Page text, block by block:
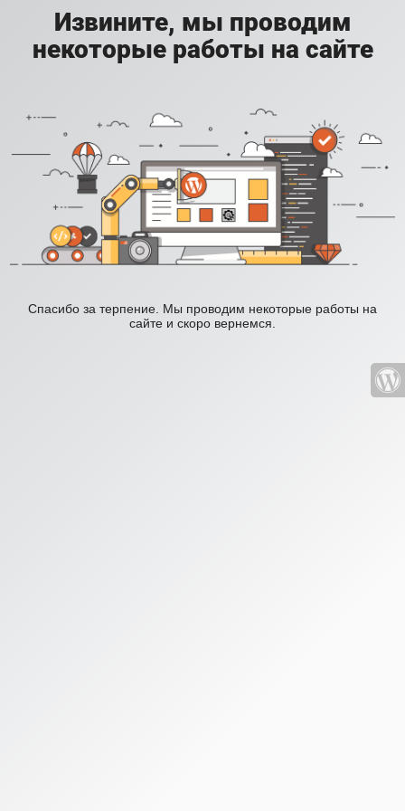
Извините, мы проводим
некоторые работы на сайте
Спасибо за терпение. Мы проводим некоторые работы на
сайте и скоро вернемся.